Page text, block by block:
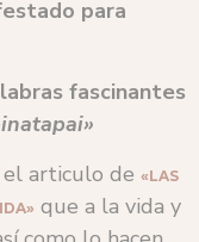
para
fascinantes
el articulo de «LAS
que a la vida y